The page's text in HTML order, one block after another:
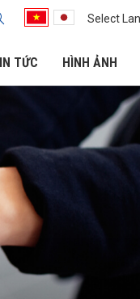
Select
TỨC HÌNH ẢNH